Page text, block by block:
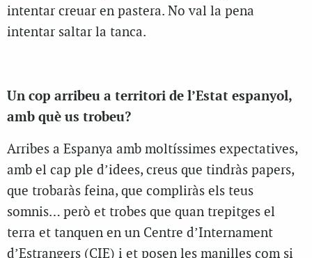
intentar creuar en pastera. No val la pena
intentar saltar la tanca.
Un cop arribeu a territori de l’Estat espanyol,
amb què us trobeu?
Arribes a Espanya amb moltíssimes expectatives,
amb el cap ple d’idees, creus que tindràs papers,
que trobaràs feina, que compliràs els teus
somnis… però et trobes que quan trepitges el
terra et tanquen en un Centre d’Internament
d’Estrangers (CIE) i et posen les manilles com si